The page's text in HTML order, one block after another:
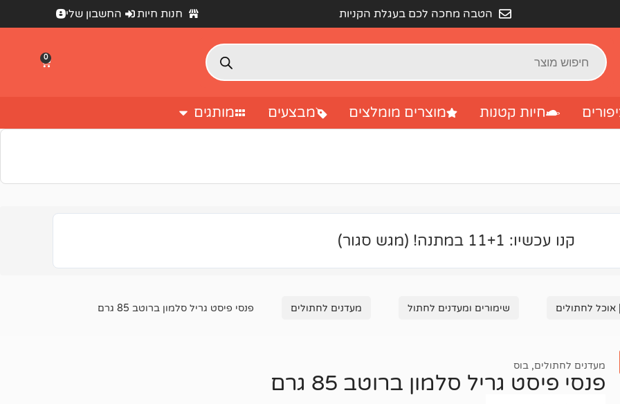
הטבה מחכה לכם בעגלת הקניות חנות חיות החשבון שלי
0
חיות קטנות מוצרים מומלצים מבצעים מותגים
קנו עכשיו: 11+1 במתנה! (מגש סגור)
אוכל לחתולים שימורים ומעדנים לחתול מעדנים לחתולים פנסי פיסט גריל סלמון ברוטב 85 גרם
מעדנים לחתולים, בוס
פנסי פיסט גריל סלמון ברוטב 85 גרם